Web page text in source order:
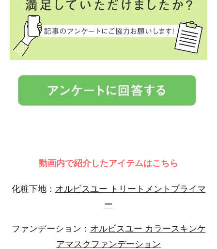
動画内で紹介したアイテムはこちら
化粧下地： オルビスユー トリートメントプライマ
ー
ファンデーション： オルビスユー カラースキンケ
アマスクファンデーション